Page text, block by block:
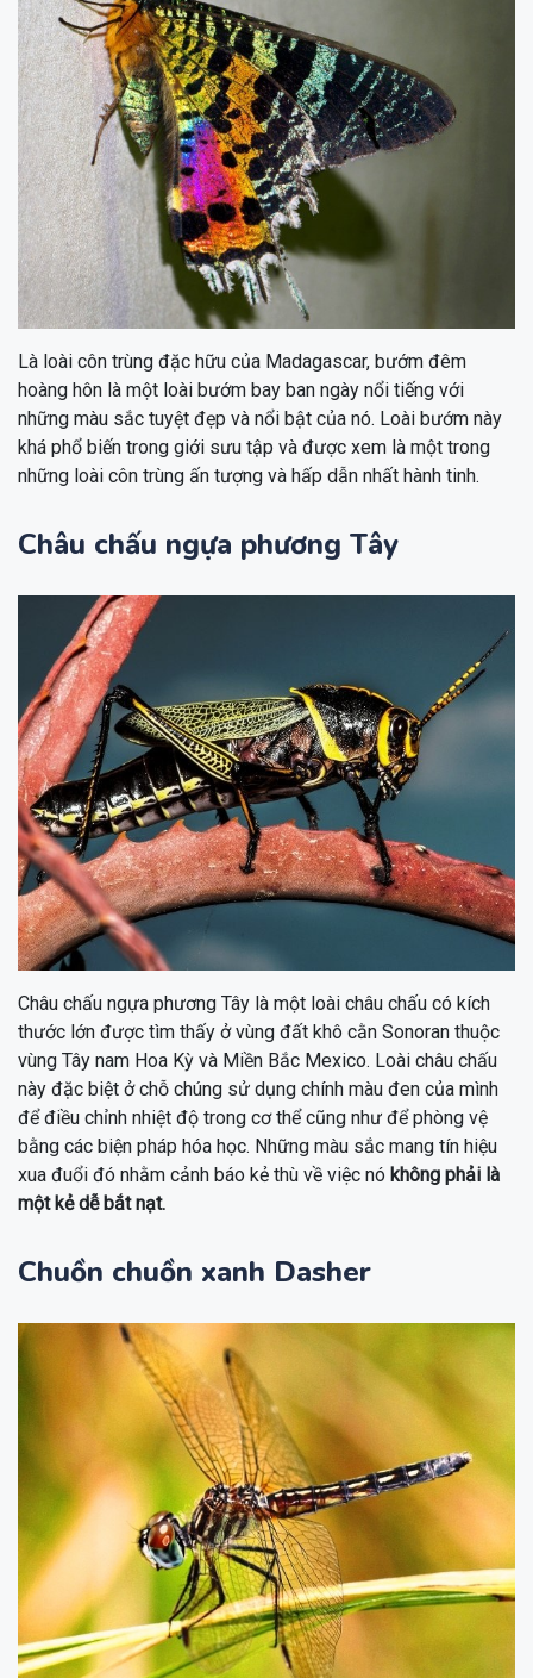
Là loài côn trùng đặc hữu của Madagascar, bướm đêm
hoàng hôn là một loài bướm bay ban ngày nổi tiếng với
những màu sắc tuyệt đẹp và nổi bật của nó. Loài bướm này
khá phổ biến trong giới sưu tập và được xem là một trong
những loài côn trùng ấn tượng và hấp dẫn nhất hành tinh.
Châu chấu ngựa phương Tây
Châu chấu ngựa phương Tây là một loài châu chấu có kích
thước lớn được tìm thấy ở vùng đất khô cằn Sonoran thuộc
vùng Tây nam Hoa Kỳ và Miền Bắc Mexico. Loài châu chấu
này đặc biệt ở chỗ chúng sử dụng chính màu đen của mình
để điều chỉnh nhiệt độ trong cơ thể cũng như để phòng vệ
bằng các biện pháp hóa học. Những màu sắc mang tín hiệu
xua đuổi đó nhằm cảnh báo kẻ thù về việc nó không phải là
một kẻ dễ bắt nạt.
Chuồn chuồn xanh Dasher